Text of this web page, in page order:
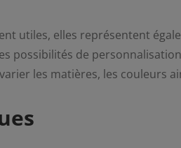
utiles, elles représentent
possibilités de
les matières, les couleurs